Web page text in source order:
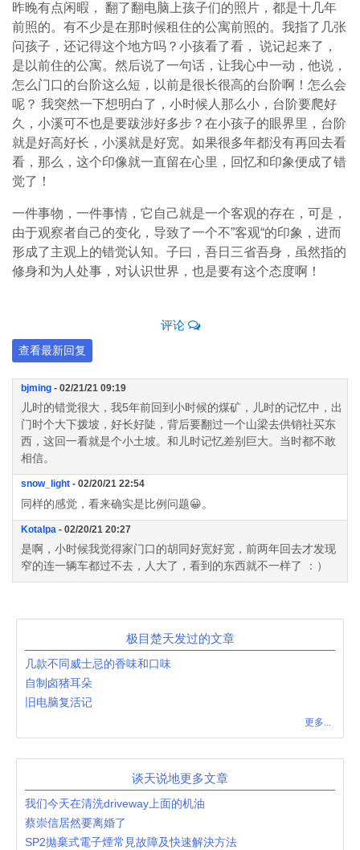
昨晚有点闲暇， 翻了翻电脑上孩子们的照片，都是十几年
前照的。有不少是在那时候租住的公寓前照的。我指了几张
问孩子，还记得这个地方吗？小孩看了看， 说记起来了，
是以前住的公寓。然后说了一句话，让我心中一动，他说，
怎么门口的台阶这么短，以前是很长很高的台阶啊！怎么会
呢？ 我突然一下想明白了，小时候人那么小，台阶要爬好
久，小溪可不也是要跋涉好多步？在小孩子的眼界里，台阶
就是好高好长，小溪就是好宽。如果很多年都没有再回去看
看，那么，这个印像就一直留在心里，回忆和印象便成了错
觉了！
一件事物，一件事情，它自己就是一个客观的存在，可是，
由于观察者自己的变化，导致了一个不”客观“的印象，进而
形成了主观上的错觉认知。子曰，吾日三省吾身，虽然指的
修身和为人处事，对认识世界，也是要有这个态度啊！
评论
查看最新回复
bjming - 02/21/21 09:19
儿时的错觉很大，我5年前回到小时候的煤矿，儿时的记忆中，出
门时个大下拨坡，好长好陡，背后要翻过一个山梁去供销社买东
西，这回一看就是个小土坡。和儿时记忆差别巨大。当时都不敢
相信。
snow_light - 02/20/21 22:54
同样的感觉，看来确实是比例问题😀。
Kotalpa - 02/20/21 20:27
是啊，小时候我觉得家门口的胡同好宽好宽，前两年回去才发现
窄的连一辆车都过不去，人大了，看到的东西就不一样了 ：）
极目楚天发过的文章
几款不同威士忌的香味和口味
自制卤猪耳朵
旧电脑复活记
更多...
谈天说地更多文章
我们今天在清洗driveway上面的机油
蔡崇信居然要离婚了
SP2拋棄式電子煙常見故障及快速解決方法